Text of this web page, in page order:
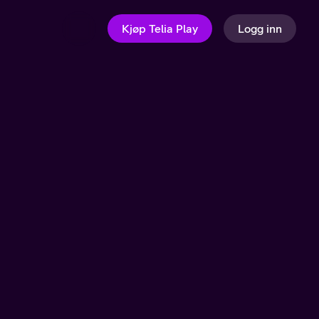
Kjøp Telia Play Logg inn